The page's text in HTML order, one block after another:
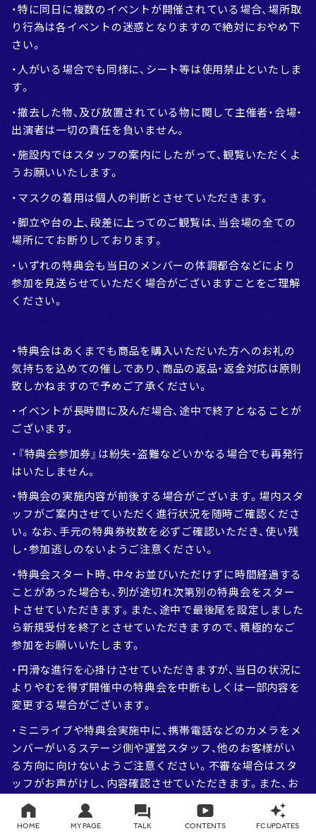
HOME MY PAGE TALK CONTENTS FC UPDATES
・特に同日に複数のイベントが開催されている場合、場所取
り行為は各イベントの迷惑となりますので絶対におやめ下
さい。
・人がいる場合でも同様に、シート等は使用禁止といたしま
す。
・撤去した物、及び放置されている物に関して主催者・会場・
出演者は一切の責任を負いません。
・施設内ではスタッフの案内にしたがって、観覧いただくよ
うお願いいたします。
・マスクの着用は個人の判断とさせていただきます。
・脚立や台の上、段差に上ってのご観覧は、当会場の全ての
場所にてお断りしております。
・いずれの特典会も当日のメンバーの体調都合などにより
参加を見送らせていただく場合がございますことをご理解
ください。
・特典会はあくまでも商品を購入いただいた方へのお礼の
気持ちを込めての催しであり、商品の返品・返金対応は原則
致しかねますので予めご了承ください。
・イベントが長時間に及んだ場合、途中で終了となることが
ございます。
・『特典会参加券』は紛失・盗難などいかなる場合でも再発行
はいたしません。
・特典会の実施内容が前後する場合がございます。場内スタ
ッフがご案内させていただく進行状況を随時ご確認くださ
い。なお、手元の特典券枚数を必ずご確認いただき、使い残
し・参加逃しのないようご注意ください。
・特典会スタート時、中々お並びいただけずに時間経過する
ことがあった場合も、列が途切れ次第別の特典会をスター
トさせていただきます。また、途中で最後尾を設定しました
ら新規受付を終了とさせていただきますので、積極的なご
参加をお願いいたします。
・円滑な進行を心掛けさせていただきますが、当日の状況に
よりやむを得ず開催中の特典会を中断もしくは一部内容を
変更する場合がございます。
・ミニライブや特典会実施中に、携帯電話などのカメラをメ
ンバーがいるステージ側や運営スタッフ、他のお客様がい
る方向に向けないようご注意ください。不審な場合はスタ
ッフがお声がけし、内容確認させていただきます。また、お
客様同士のトラブルが発生した場合は、当事者同士で解決
していただき、運営・主催者側は一切関知致しませんのでご